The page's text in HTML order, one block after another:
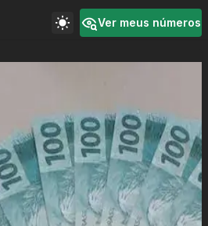
Ver meus números